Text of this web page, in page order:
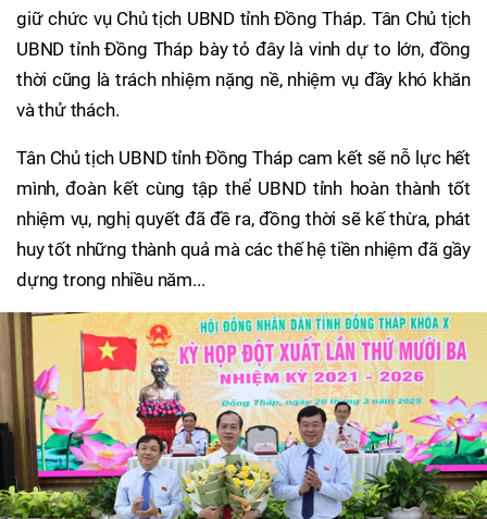
giữ chức vụ Chủ tịch UBND tỉnh Đồng Tháp. Tân Chủ tịch
UBND tỉnh Đồng Tháp bày tỏ đây là vinh dự to lớn, đồng
thời cũng là trách nhiệm nặng nề, nhiệm vụ đầy khó khăn
và thử thách.
Tân Chủ tịch UBND tỉnh Đồng Tháp cam kết sẽ nỗ lực hết
mình, đoàn kết cùng tập thể UBND tỉnh hoàn thành tốt
nhiệm vụ, nghị quyết đã đề ra, đồng thời sẽ kế thừa, phát
huy tốt những thành quả mà các thế hệ tiền nhiệm đã gầy
dựng trong nhiều năm...